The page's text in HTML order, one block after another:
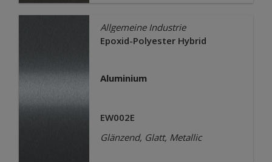
Allgemeine Industrie
Epoxid-Polyester Hybrid
Aluminium
EW002E
Glänzend, Glatt, Metallic